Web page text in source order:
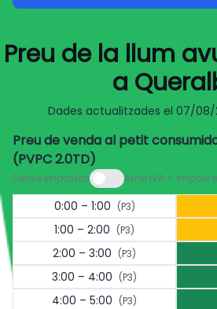
Preu de la llum
a
Dades actualitzades el 07/08/
Preu de venda al petit
(PVPC 2.0TD)
Sense impostos
Amb IVA + impost
0:00 – 1:00 (P3)
1:00 – 2:00 (P3)
2:00 – 3:00 (P3)
3:00 – 4:00 (P3)
4:00 – 5:00 (P3)